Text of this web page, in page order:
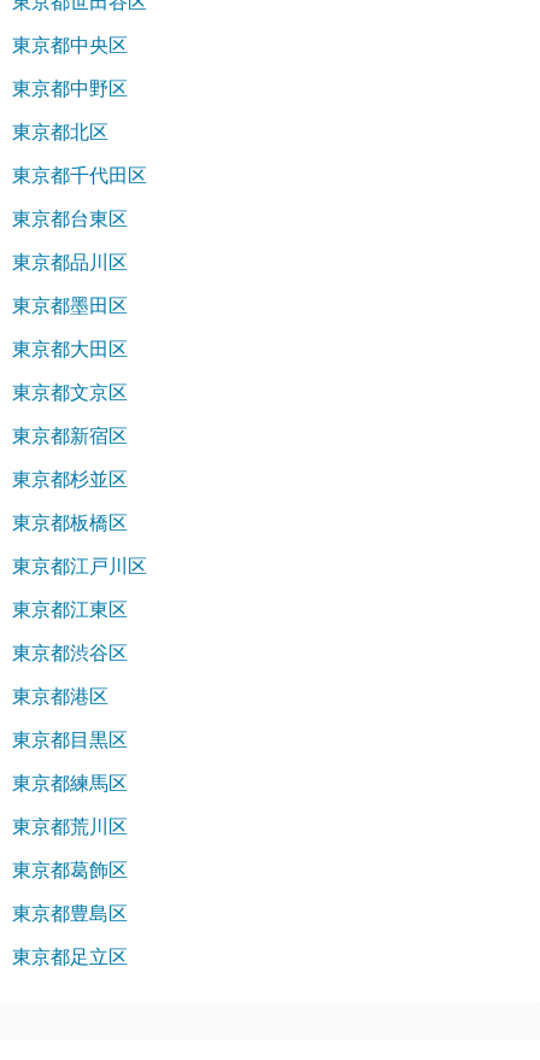
東京都中央区
東京都中野区
東京都北区
東京都千代田区
東京都台東区
東京都品川区
東京都墨田区
東京都大田区
東京都文京区
東京都新宿区
東京都杉並区
東京都板橋区
東京都江戸川区
東京都江東区
東京都渋谷区
東京都港区
東京都目黒区
東京都練馬区
東京都荒川区
東京都葛飾区
東京都豊島区
東京都足立区